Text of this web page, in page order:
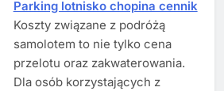
Parking lotnisko chopina cennik
Koszty związane z podróżą
samolotem to nie tylko cena
przelotu oraz zakwaterowania.
Dla osób korzystających z